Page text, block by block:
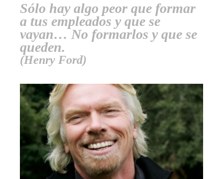
Sólo hay algo peor que formar
a tus empleados y que se
vayan… No formarlos y que se
queden.
(Henry Ford)